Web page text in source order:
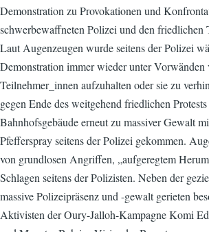
Demonstration zu Provokationen und
schwerbewaffneten Polizei und den friedlichen
Laut Augenzeugen wurde seitens der Polizei
Demonstration immer wieder unter Vorwänden
Teilnehmer_innen aufzuhalten oder sie zu
gegen Ende des weitgehend friedlichen
Bahnhofsgebäude erneut zu massiver Gewalt
Pfefferspray seitens der Polizei gekommen.
von grundlosen Angriffen, „aufgeregtem
Schlagen seitens der Polizisten. Neben der
massive Polizeipräsenz und -gewalt gerieten
Aktivisten der Oury-Jalloh-Kampagne Komi